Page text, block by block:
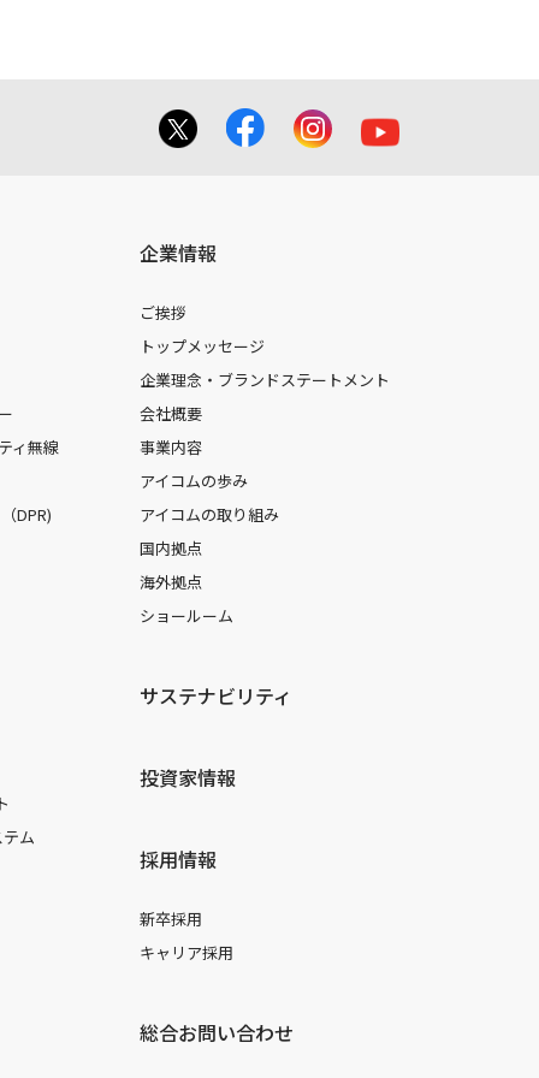
ィ無線
DPR)
ム
企業情報
ご挨拶
トップメッセージ
企業理念・ブランドステートメント
会社概要
事業内容
アイコムの歩み
アイコムの取り組み
国内拠点
海外拠点
ショールーム
サステナビリティ
投資家情報
採用情報
新卒採用
キャリア採用
総合お問い合わせ